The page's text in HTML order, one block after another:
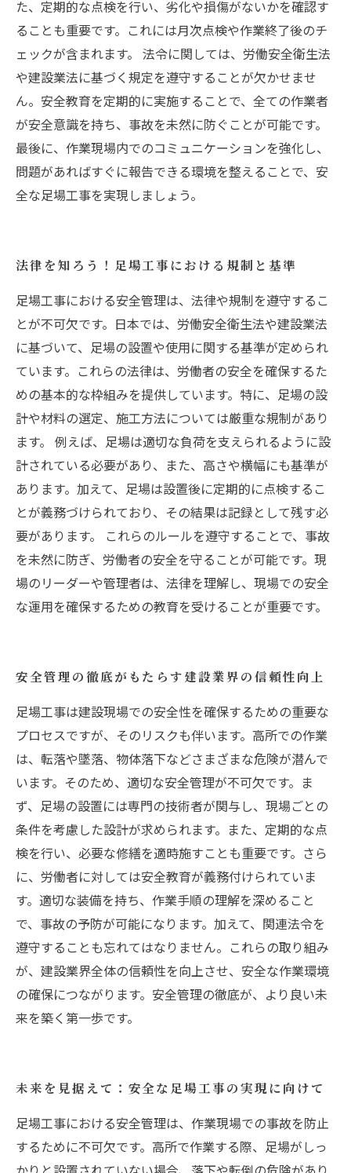
た、定期的な点検を行い、劣化や損傷がないかを確認す
ることも重要です。これには月次点検や作業終了後のチ
ェックが含まれます。 法令に関しては、労働安全衛生法
や建設業法に基づく規定を遵守することが欠かせませ
ん。安全教育を定期的に実施することで、全ての作業者
が安全意識を持ち、事故を未然に防ぐことが可能です。
最後に、作業現場内でのコミュニケーションを強化し、
問題があればすぐに報告できる環境を整えることで、安
全な足場工事を実現しましょう。
法律を知ろう！足場工事における規制と基準
足場工事における安全管理は、法律や規制を遵守するこ
とが不可欠です。日本では、労働安全衛生法や建設業法
に基づいて、足場の設置や使用に関する基準が定められ
ています。これらの法律は、労働者の安全を確保するた
めの基本的な枠組みを提供しています。特に、足場の設
計や材料の選定、施工方法については厳重な規制があり
ます。 例えば、足場は適切な負荷を支えられるように設
計されている必要があり、また、高さや横幅にも基準が
あります。加えて、足場は設置後に定期的に点検するこ
とが義務づけられており、その結果は記録として残す必
要があります。 これらのルールを遵守することで、事故
を未然に防ぎ、労働者の安全を守ることが可能です。現
場のリーダーや管理者は、法律を理解し、現場での安全
な運用を確保するための教育を受けることが重要です。
安全管理の徹底がもたらす建設業界の信頼性向上
足場工事は建設現場での安全性を確保するための重要な
プロセスですが、そのリスクも伴います。高所での作業
は、転落や墜落、物体落下などさまざまな危険が潜んで
います。そのため、適切な安全管理が不可欠です。ま
ず、足場の設置には専門の技術者が関与し、現場ごとの
条件を考慮した設計が求められます。また、定期的な点
検を行い、必要な修繕を適時施すことも重要です。さら
に、労働者に対しては安全教育が義務付けられていま
す。適切な装備を持ち、作業手順の理解を深めること
で、事故の予防が可能になります。加えて、関連法令を
遵守することも忘れてはなりません。これらの取り組み
が、建設業界全体の信頼性を向上させ、安全な作業環境
の確保につながります。安全管理の徹底が、より良い未
来を築く第一歩です。
未来を見据えて：安全な足場工事の実現に向けて
足場工事における安全管理は、作業現場での事故を防止
するために不可欠です。高所で作業する際、足場がしっ